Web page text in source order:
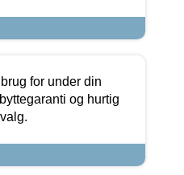
for under din
og hurtig